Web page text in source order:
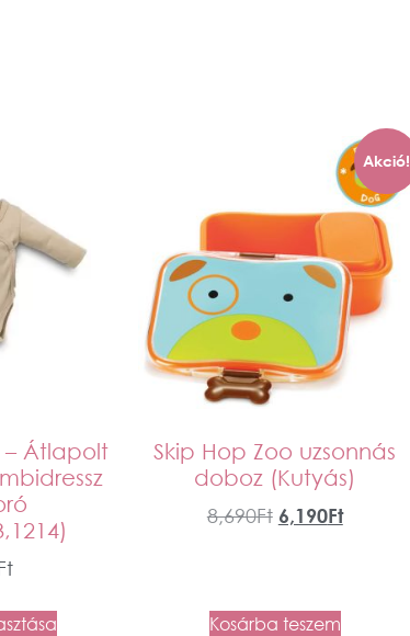
– Átlapolt
Akció!
Skip Hop Zoo uzsonnás
doboz (Kutyás)
8,690Ft 6,190Ft
Kosárba teszem